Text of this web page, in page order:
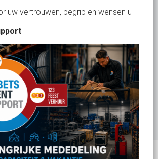
uw vertrouwen, begrip en wensen u